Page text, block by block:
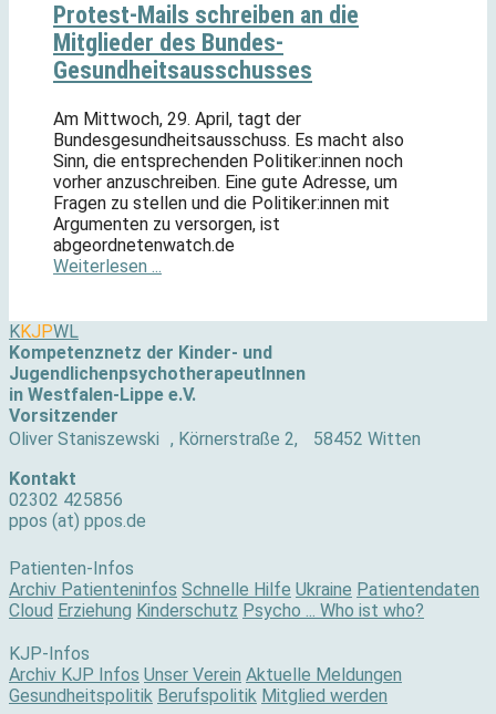
Protest-Mails schreiben an die
Mitglieder des Bundes-
Gesundheitsausschusses
Am Mittwoch, 29. April, tagt der
Bundesgesundheitsausschuss. Es macht also
Sinn, die entsprechenden Politiker:innen noch
vorher anzuschreiben. Eine gute Adresse, um
Fragen zu stellen und die Politiker:innen mit
Argumenten zu versorgen, ist
abgeordnetenwatch.de
Weiterlesen ...
KKJPWL
Kompetenznetz der Kinder- und
JugendlichenpsychotherapeutInnen
in Westfalen-Lippe e.V.
Vorsitzender
Oliver Staniszewski , Körnerstraße 2, 58452 Witten
Kontakt
02302 425856
ppos (at) ppos.de
Patienten-Infos
Archiv Patienteninfos Schnelle Hilfe Ukraine Patientendaten
Cloud Erziehung Kinderschutz Psycho ... Who ist who?
KJP-Infos
Archiv KJP Infos Unser Verein Aktuelle Meldungen
Gesundheitspolitik Berufspolitik Mitglied werden